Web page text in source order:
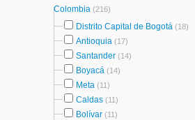
Colombia (216)
Distrito Capital de Bogotá (18)
Antioquia (17)
Santander (14)
Boyacá (14)
Meta (11)
Caldas (11)
Bolívar (11)